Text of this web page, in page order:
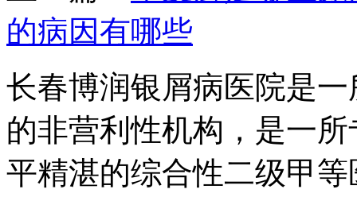
的病因有哪些
长春博润银屑病医院是
的非营利性机构，是一
平精湛的综合性二级甲